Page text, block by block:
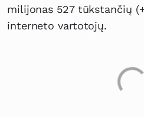
milijonas 527 tūkstančių
interneto vartotojų.